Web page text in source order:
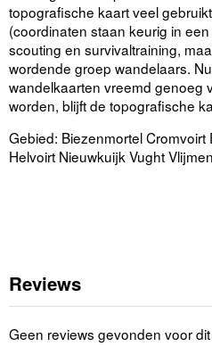
topografische kaart veel
(coordinaten staan keurig in
scouting en survivaltraining,
wordende groep wandelaars.
wandelkaarten vreemd genoeg
worden, blijft de topografische
Gebied: Biezenmortel
Helvoirt Nieuwkuijk Vught Vlijmen
Reviews
Geen reviews gevonden voor